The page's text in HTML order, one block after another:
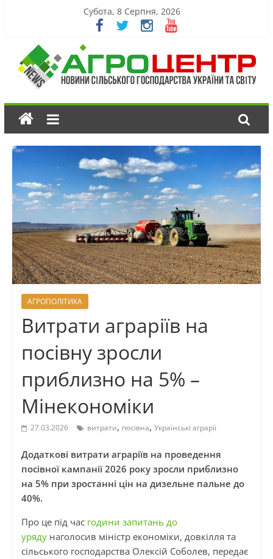
Субота, 8 Серпня, 2026
АГРОПОЛІТИКА
Витрати аграріїв на
посівну зросли
приблизно на 5% –
Мінекономіки
27.03.2026 витрати, посівна, Українські аграрії
Додаткові витрати аграріїв на проведення
посівної кампанії 2026 року зросли приблизно
на 5% при зростанні цін на дизельне пальне до
40%.
Про це під часгодини запитань до
уряду наголосив міністр економіки, довкілля та
сільського господарства Олексій Соболев, передає